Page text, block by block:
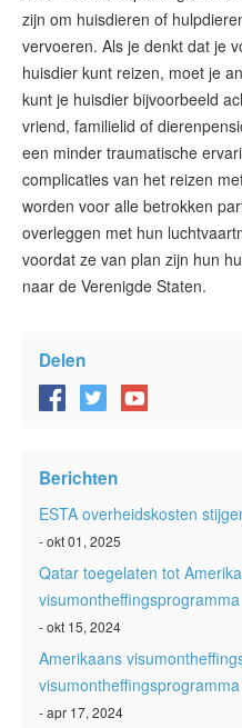
zijn om huisdieren of
vervoeren. Als je denkt dat je
huisdier kunt reizen, moet je
kunt je huisdier bijvoorbeeld
vriend, familielid of
een minder traumatische
complicaties van het reizen
worden voor alle betrokken
overleggen met hun
voordat ze van plan zijn hun
naar de Verenigde Staten.
Delen
Berichten
ESTA overheidskosten
- okt 01, 2025
Qatar toegelaten tot
visumontheffingsprogramma
- okt 15, 2024
Amerikaans
- apr 17, 2024